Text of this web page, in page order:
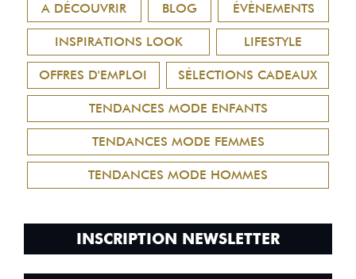
A DÉCOUVRIR BLOG ÉVÈNEMENTS
INSPIRATIONS LOOK LIFESTYLE
OFFRES D'EMPLOI SÉLECTIONS CADEAUX
TENDANCES MODE ENFANTS
TENDANCES MODE FEMMES
TENDANCES MODE HOMMES
INSCRIPTION NEWSLETTER